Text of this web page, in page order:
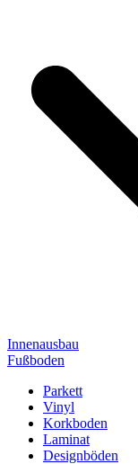
Innenausbau
Fußboden
Parkett
Vinyl
Korkboden
Laminat
Designböden